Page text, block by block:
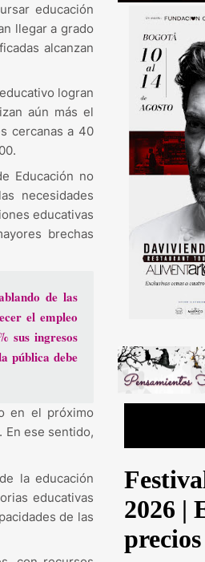
educación
llegar a grado
alcanzan
logran
aún más el
cercanas a 40
Educación no
necesidades
educativas
brechas
de las
el empleo
sus ingresos
pública debe
en el próximo
ese sentido,
la educación
educativas
de las